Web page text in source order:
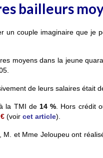
bailleurs
un couple imaginaire que je
moyens dans la jeune
de leurs salaires était
la TMI de 14 %. Hors crédit
(voir cet article).
et Mme Jeloupeu ont